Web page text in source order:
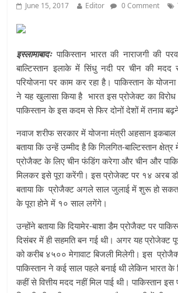
June 15, 2017 Editor 0 Comment
इस्लामाबादःपाकिस्तान भारत की नाराजगी की
बाल्टिस्तान इलाके में सिंधु नदी पर चीन की मदद
परियोजना पर काम कर रहा है। पाकिस्तान के
ने यह खुलासा किया है भारत इस प्रोजेक्ट का
पाकिस्तान के इस कदम से फिर दोनों देशों में तनाव
नवाज शरीफ सरकार में योजना मंत्री अहसान
बताया कि उन्हें उम्मीद है कि गिलगित-बाल्टिस्तान क्षेत्र
प्रोजैक्ट के लिए चीन फंडिंग करेगा और चीन और
मिलकर इसे पूरा करेंगी। इस प्रोजेक्ट पर १४ अरब
बताया कि प्रोजैक्ट अगले साल जुलाई में शुरू हो
के पूरा होने में १० साल लगेंगे।
उन्होंने बताया कि दियामेर-बाशा डैम प्रोजैक्ट पर
दिसंबर में ही सहमति बन गई थी। अगर यह प्रोजेक्ट
को करीब ४५०० मेगावाट बिजली मिलेगी। इस
पाकिस्तान ने कई साल पहले बनाई थी लेकिन भारत
कहीं से वित्तीय मदद नहीं मिल पाई थी। पाकिस्तान